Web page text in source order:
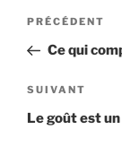
Navigation
l’article
Article
précédent
PRÉCÉDENT
Ce qui
Article
suivant
SUIVANT
Le goût est